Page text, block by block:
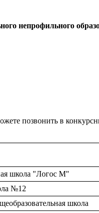
непрофильного
позвонить в
школа "Логос М"
№12
школа